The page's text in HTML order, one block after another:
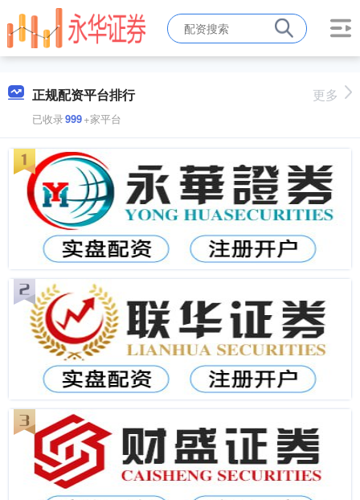
正规配资平台排行
已收录999+家平台
更多